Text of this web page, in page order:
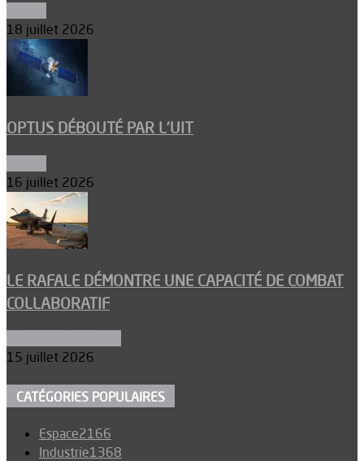
18 juillet 2026
OPTUS DÉBOUTÉ PAR L’UIT
16 juillet 2026
LE RAFALE DÉMONTRE UNE CAPACITÉ DE COMBAT
COLLABORATIF
15 juillet 2026
CATÉGORIES POPULAIRES
Espace2166
Industrie1368